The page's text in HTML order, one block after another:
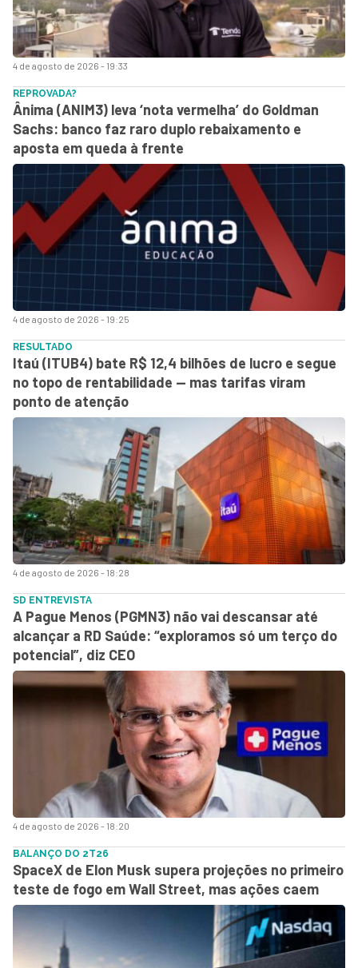
4 de agosto de 2026 - 19:33
4 de agosto de 2026 - 19:25
REPROVADA?
Ânima (ANIM3) leva ‘nota vermelha’ do Goldman
Sachs: banco faz raro duplo rebaixamento e
aposta em queda à frente
4 de agosto de 2026 - 18:28
RESULTADO
Itaú (ITUB4) bate R$ 12,4 bilhões de lucro e segue
no topo de rentabilidade — mas tarifas viram
ponto de atenção
4 de agosto de 2026 - 18:20
SD ENTREVISTA
A Pague Menos (PGMN3) não vai descansar até
alcançar a RD Saúde: “exploramos só um terço do
potencial”, diz CEO
BALANÇO DO 2T26
SpaceX de Elon Musk supera projeções no primeiro
teste de fogo em Wall Street, mas ações caem